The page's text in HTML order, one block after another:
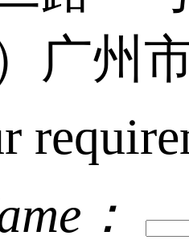
广州
：